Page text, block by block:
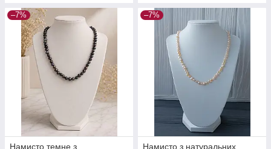
–7%
Намисто темне з
–7%
Намисто з натуральних